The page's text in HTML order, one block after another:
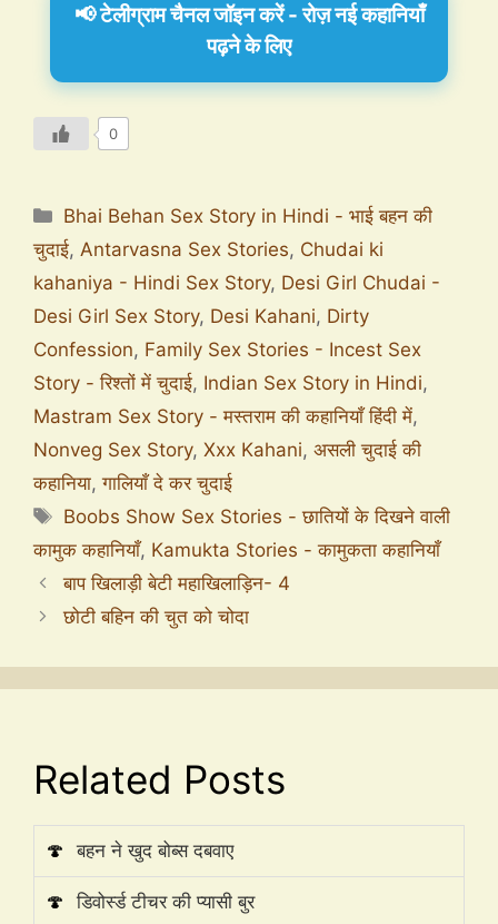
📢 टेलीग्राम चैनल जॉइन करें - रोज़ नई कहानियाँ
पढ़ने के लिए
0
Bhai Behan Sex Story in Hindi - भाई बहन की
चुदाई, Antarvasna Sex Stories, Chudai ki
kahaniya - Hindi Sex Story, Desi Girl Chudai -
Desi Girl Sex Story, Desi Kahani, Dirty
Confession, Family Sex Stories - Incest Sex
Story - रिश्तों में चुदाई, Indian Sex Story in Hindi,
Mastram Sex Story - मस्तराम की कहानियाँ हिंदी में,
Nonveg Sex Story, Xxx Kahani, असली चुदाई की
कहानिया,गालियाँ दे कर चुदाई
Boobs Show Sex Stories - छातियों के दिखने वाली
कामुक कहानियाँ, Kamukta Stories - कामुकता कहानियाँ
बाप खिलाड़ी बेटी महाखिलाड़िन- 4
छोटी बहिन की चुत को चोदा
Related Posts
🍄 बहन ने खुद बोब्स दबवाए
🍄 डिवोर्स्ड टीचर की प्यासी बुर